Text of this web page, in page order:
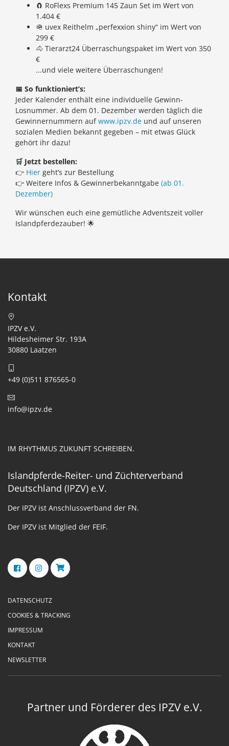
🧲 RoFlexs Premium 145 Zaun Set im Wert von
1.404 €
🪖 uvex Reithelm „perfexxion shiny“ im Wert von
299 €
🐴 Tierarzt24 Überraschungspaket im Wert von 350
€
...und viele weitere Überraschungen!
📅 So funktioniert’s:
Jeder Kalender enthält eine individuelle Gewinn-
Losnummer. Ab dem 01. Dezember werden täglich die
Gewinnernummern aufwww.ipzv.de und auf unseren
sozialen Medien bekannt gegeben – mit etwas Glück
gehört ihr dazu!
🛒 Jetzt bestellen:
👉 Hier geht’s zur Bestellung
👉 Weitere Infos & Gewinnerbekanntgabe (ab 01.
Dezember)
Wir wünschen euch eine gemütliche Adventszeit voller
Islandpferdezauber! 🌟
Kontakt
IPZV e.V.
Hildesheimer Str. 193A
30880 Laatzen
+49 (0)511 876565-0
info@ipzv.de
IM RHYTHMUS ZUKUNFT SCHREIBEN.
Islandpferde-Reiter- und Züchterverband
Deutschland (IPZV) e.V.
Der IPZV ist Anschlussverband der FN.
Der IPZV ist Mitglied der FEIF.
DATENSCHUTZ
COOKIES & TRACKING
IMPRESSUM
KONTAKT
NEWSLETTER
Partner und Förderer des IPZV e.V.